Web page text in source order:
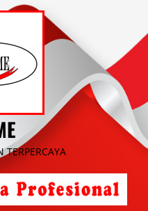
TERPERCAYA